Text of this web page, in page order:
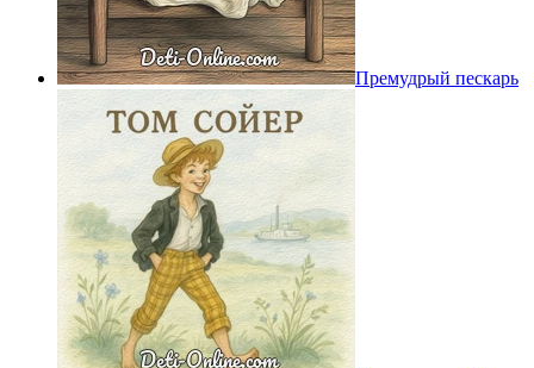
Премудрый пескарь